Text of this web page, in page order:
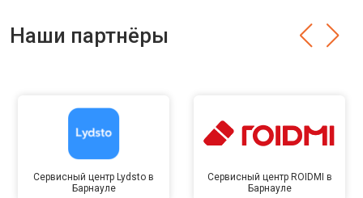
Наши партнёры
Сервисный центр Lydsto в
Барнауле
Сервисный центр ROIDMI в
Барнауле